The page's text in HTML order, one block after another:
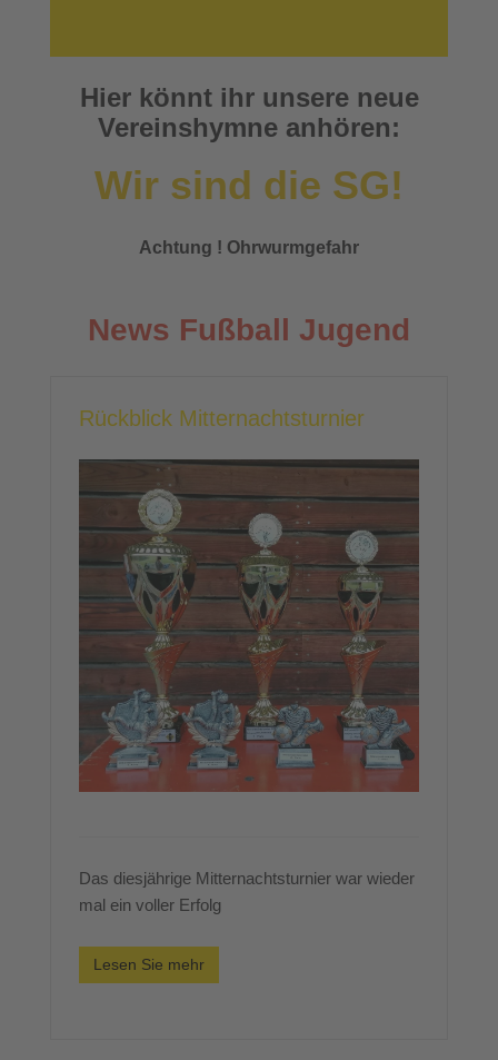
Hier könnt ihr unsere neue
Vereinshymne anhören:
Wir sind die SG!
Achtung ! Ohrwurmgefahr
News Fußball Jugend
Rückblick Mitternachtsturnier
Das diesjährige Mitternachtsturnier war wieder
mal ein voller Erfolg
Lesen Sie mehr